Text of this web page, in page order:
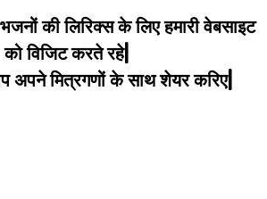
की लिरिक्स के लिए हमारी वेबसाइट
को विजिट करते रहे|
मित्रगणों के साथ शेयर करिए|